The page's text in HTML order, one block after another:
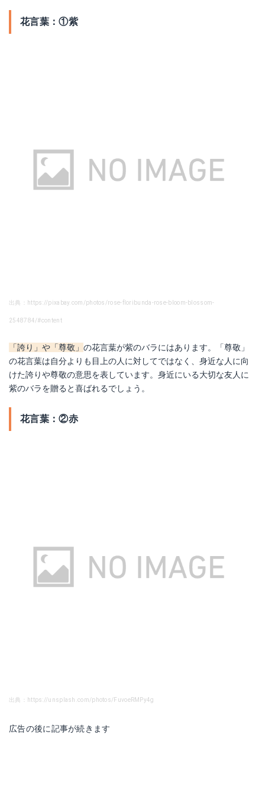
花言葉：①紫
出典：https://pixabay.com/photos/rose-floribunda-rose-bloom-blossom-
2548784/#content
「誇り」や「尊敬」 の花言葉が紫のバラにはあります。「尊敬」
の花言葉は自分よりも目上の人に対してではなく、身近な人に向
けた誇りや尊敬の意思を表しています。身近にいる大切な友人に
紫のバラを贈ると喜ばれるでしょう。
花言葉：②赤
出典：https://unsplash.com/photos/FuvoeRMPy4g
広告の後に記事が続きます